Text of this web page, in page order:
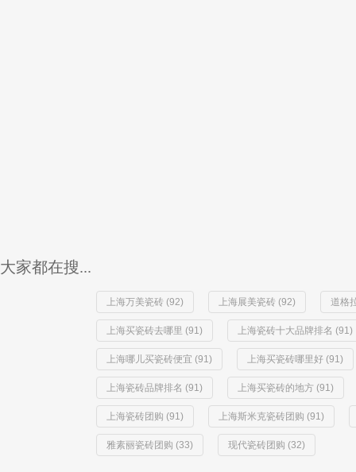
大家都在搜...
上海万美瓷砖 (92) 上海展美瓷砖 (92) 道格
上海买瓷砖去哪里 (91) 上海瓷砖十大品牌排名 (91)
上海哪儿买瓷砖便宜 (91) 上海买瓷砖哪里好 (91)
上海瓷砖品牌排名 (91) 上海买瓷砖的地方 (91)
上海瓷砖团购 (91) 上海斯米克瓷砖团购 (91)
雅素丽瓷砖团购 (33) 现代瓷砖团购 (32)